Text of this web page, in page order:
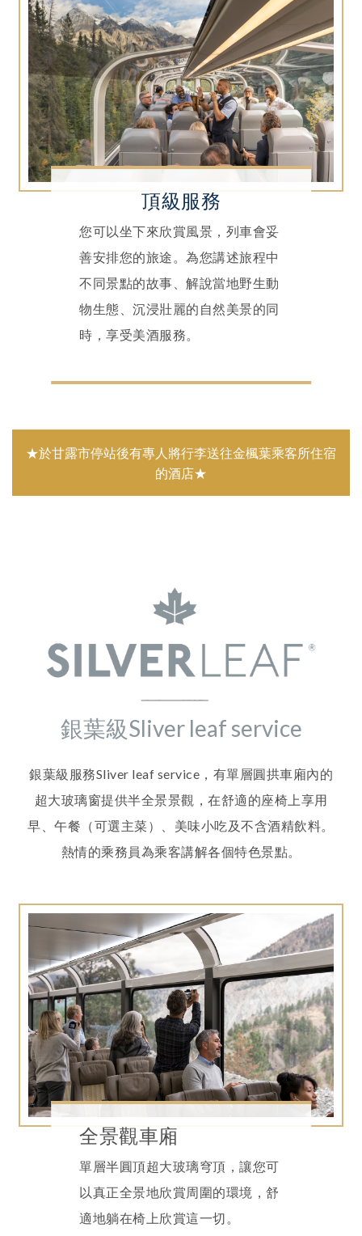
頂級服務
您可以坐下來欣賞風景，列車會妥
善安排您的旅途。為您講述旅程中
不同景點的故事、解說當地野生動
物生態、沉浸壯麗的自然美景的同
時，享受美酒服務。
★於甘露市停站後有專人將行李送往金楓葉乘客所住宿
的酒店★
銀葉級Sliver leaf service
銀葉級服務Sliver leaf service，有單層圓拱車廂內的
超大玻璃窗提供半全景景觀，在舒適的座椅上享用
早、午餐（可選主菜）、美味小吃及不含酒精飲料。
熱情的乘務員為乘客講解各個特色景點。
全景觀車廂
單層半圓頂超大玻璃穹頂，讓您可
以真正全景地欣賞周圍的環境，舒
適地躺在椅上欣賞這一切。